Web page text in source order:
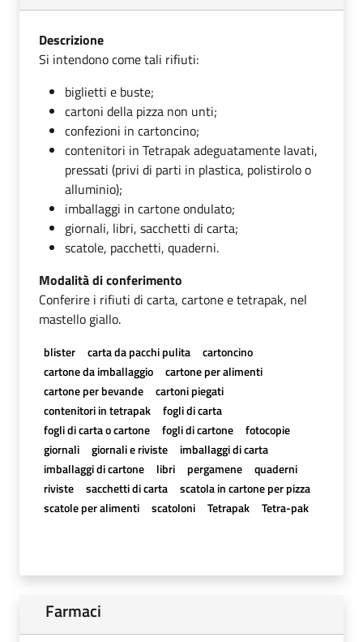
Descrizione
Si intendono come tali rifiuti:
biglietti e buste;
cartoni della pizza non unti;
confezioni in cartoncino;
contenitori in Tetrapak adeguatamente lavati,
pressati (privi di parti in plastica, polistirolo o
alluminio);
imballaggi in cartone ondulato;
giornali, libri, sacchetti di carta;
scatole, pacchetti, quaderni.
Modalità di conferimento
Conferire i rifiuti di carta, cartone e tetrapak, nel
mastello giallo.
blister carta da pacchi pulita
cartoncino
cartone da imballaggio
cartone per alimenti
cartone per bevande
cartoni piegati
contenitori in tetrapak
fogli di carta
fogli di carta o cartone
fogli di cartone
fotocopie
giornali
giornali e riviste
imballaggi di carta
imballaggi di cartone
libri pergamene
quaderni
riviste
sacchetti di carta
scatola in cartone per pizza
scatole per alimenti
scatoloni Tetrapak Tetra-pak
Farmaci